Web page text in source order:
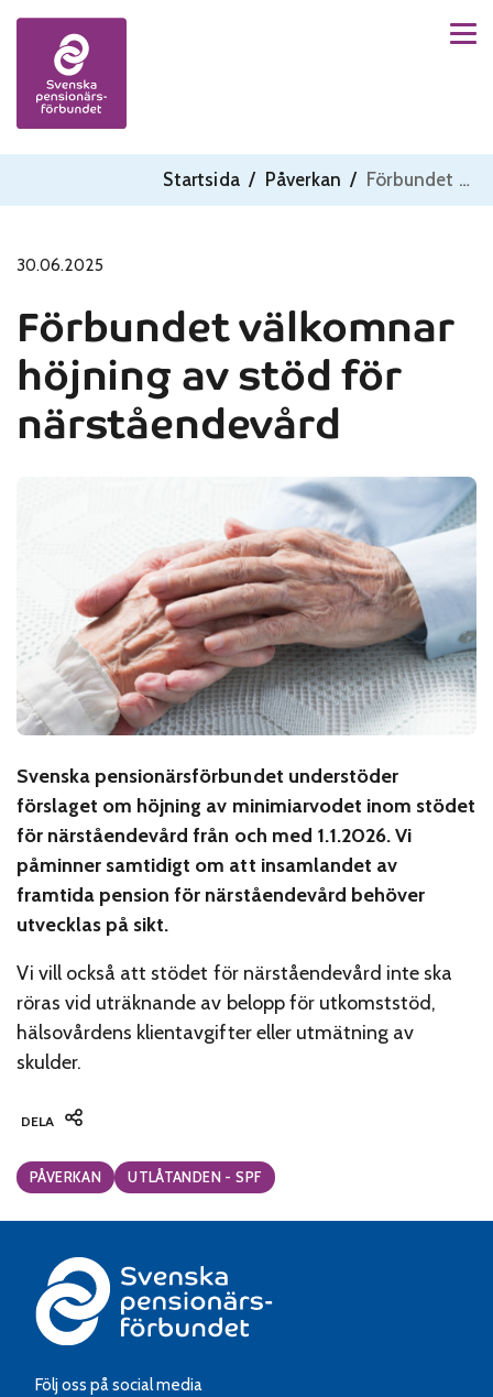
Skip to content
Startsida / Påverkan / Förbundet välkomnar höjning av stöd för närståendevård
30.06.2025
Förbundet välkomnar
höjning av stöd för
närståendevård
Svenska pensionärsförbundet understöder
förslaget om höjning av minimiarvodet inom stödet
för närståendevård från och med 1.1.2026. Vi
påminner samtidigt om att insamlandet av
framtida pension för närståendevård behöver
utvecklas på sikt.
Vi vill också att stödet för närståendevård inte ska
röras vid uträknande av belopp för utkomststöd,
hälsovårdens klientavgifter eller utmätning av
skulder.
DELA
Categories:
PÅVERKAN UTLÅTANDEN - SPF
Följ oss på social media